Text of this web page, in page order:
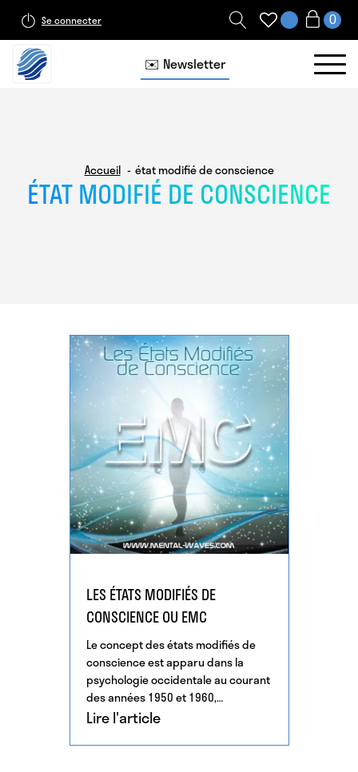
Se connecter
✉️ Newsletter
Accueil état modifié de conscience
ÉTAT MODIFIÉ DE CONSCIENCE
LES ÉTATS MODIFIÉS DE
CONSCIENCE OU EMC
Le concept des états modifiés de
conscience est apparu dans la
psychologie occidentale au courant
des années 1950 et 1960,
principalement en raison de la […]
Lire l'article